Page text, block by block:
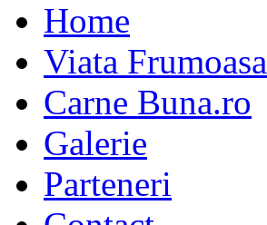
Home
Viata Frumoasa
Carne Buna.ro
Galerie
Parteneri